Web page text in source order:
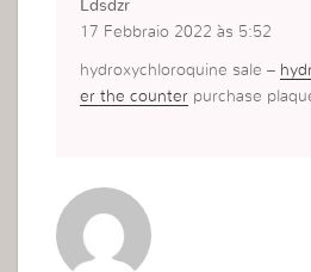
Ldsdzr
17 Febbraio 2022 às 5:52
hydroxychloroquine sale –
er the counter purchase